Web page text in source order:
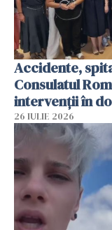
Accidente,
Consulatul
intervenții în
26 IULIE 2026